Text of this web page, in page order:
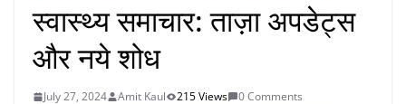
स्वास्थ्य समाचार: ताज़ा अपडेट्स
और नये शोध
July 27, 2024 Amit Kaul 215 Views
0 Comments